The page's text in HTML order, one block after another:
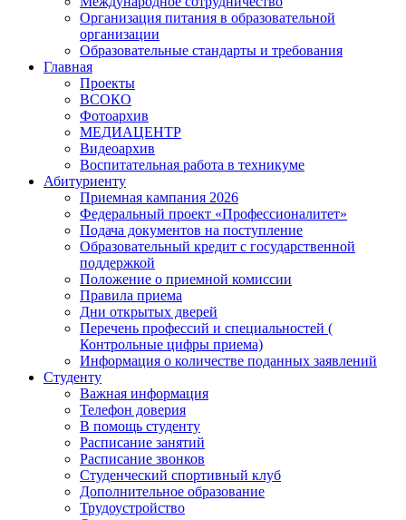
Организация питания в образовательной
организации
Образовательные стандарты и требования
Главная
Проекты
ВСОКО
Фотоархив
МЕДИАЦЕНТР
Видеоархив
Воспитательная работа в техникуме
Абитуриенту
Приемная кампания 2026
Федеральный проект «Профессионалитет»
Подача документов на поступление
Образовательный кредит с государственной
поддержкой
Положение о приемной комиссии
Правила приема
Дни открытых дверей
Перечень профессий и специальностей (
Контрольные цифры приема)
Информация о количестве поданных заявлений
Студенту
Важная информация
Телефон доверия
В помощь студенту
Расписание занятий
Расписание звонков
Студенческий спортивный клуб
Дополнительное образование
Трудоустройство